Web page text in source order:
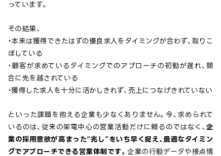
っています。
その結果、
・本来は獲得できたはずの優良求人をタイミングが合わず、取りこ
ぼしている
・顧客が求めているタイミングでのアプローチの初動が遅れ、競
合に先を越されている
・獲得した求人を十分に活かしきれず、売上につなげきれていない
といった課題を抱える企業も少なくありません。今、求められて
いるのは、従来の架電中心の営業活動だけに頼るのではなく、 企
業の採用意欲が高まった“兆し”をいち早く捉え、最適なタイミン
グでアプローチできる営業体制です。企業の行動データや接点情